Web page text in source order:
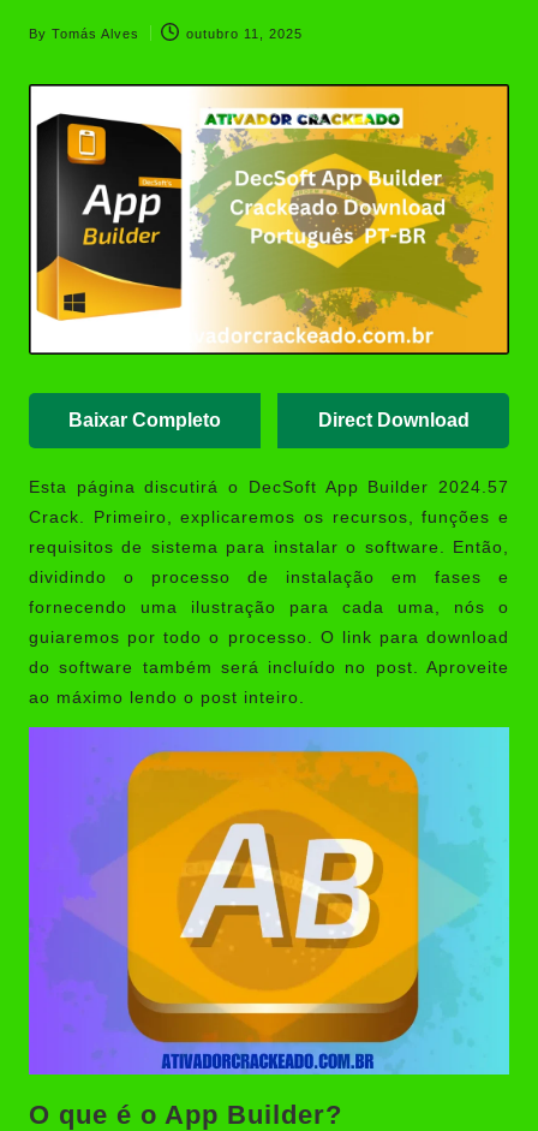
Português
Crackeado Português | Ativador
Crackeado
AutoCAD 2008 Download
Crackeado 32/64 Bits
Portuguêsr
Posted
By Tomás Alves outubro 11, 2025
Baixar Completo Direct Download
Esta página discutirá o
DecSoft App Builder 2024.57
Crack . Primeiro, explicaremos os recursos, funções e
requisitos de sistema para instalar o software. Então,
dividindo o processo de instalação em fases e
fornecendo uma ilustração para cada uma, nós o
guiaremos por todo o processo. O link para download
do software também será incluído no post. Aproveite
ao máximo lendo o post inteiro.
O que é o App Builder?